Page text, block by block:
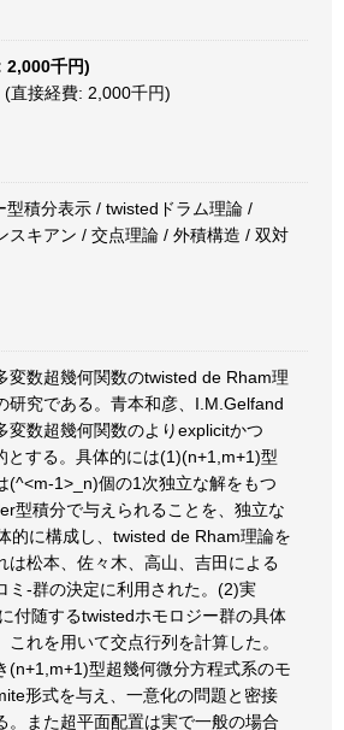
2,000千円)
直接経費: 2,000千円)
型積分表示 / twistedドラム理論 /
スキアン / 交点理論 / 外積構造 / 双対
変数超幾何関数のtwisted de Rham理
研究である。青本和彦、I.M.Gelfand
変数超幾何関数のよりexplicitかつ
とする。具体的には(1)(n+1,m+1)型
(^<m-1>_n)個の1次独立な解をもつ
型積分で与えられることを、独立な
的に構成し、twisted de Rham理論を
は松本、佐々木、高山、吉田による
ミ-群の決定に利用された。(2)実
付随するtwistedホモロジー群の具体
れを用いて交点行列を計算した。
(n+1,m+1)型超幾何微分方程式系のモ
形式を与え、一意化の問題と密接
。また超平面配置は実で一般の場合